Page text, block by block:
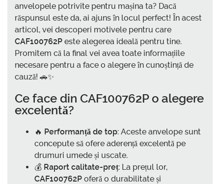
anvelopele potrivite pentru mașina ta? Dacă
răspunsul este da, ai ajuns în locul perfect! În acest
articol, vei descoperi motivele pentru care
CAF100762P este alegerea ideală pentru tine.
Promitem că la final vei avea toate informațiile
necesare pentru a face o alegere în cunoștință de
cauză! 🚗✨
Ce face din CAF100762Po alegere
excelentă?
🔥 Performanță de top: Aceste anvelope sunt
concepute să ofere aderență excelentă pe
drumuri umede și uscate.
💰 Raport calitate-preț: La prețul lor,
CAF100762P oferă o durabilitate și